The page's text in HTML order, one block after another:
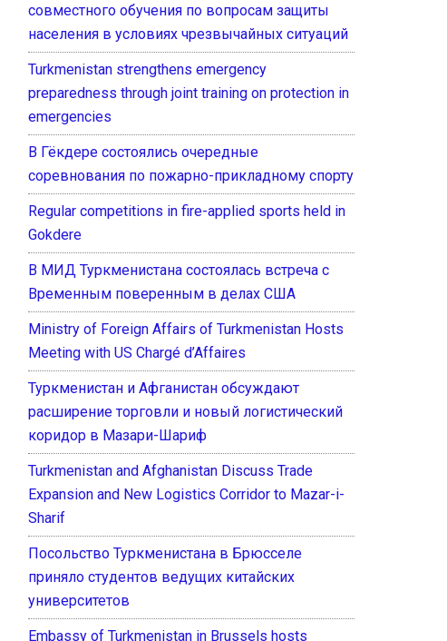
совместного обучения по вопросам защиты
населения в условиях чрезвычайных ситуаций
Turkmenistan strengthens emergency
preparedness through joint training on protection in
emergencies
В Гёкдере состоялись очередные
соревнования по пожарно-прикладному спорту
Regular competitions in fire-applied sports held in
Gokdere
В МИД Туркменистана состоялась встреча с
Временным поверенным в делах США
Ministry of Foreign Affairs of Turkmenistan Hosts
Meeting with US Chargé d’Affaires
Туркменистан и Афганистан обсуждают
расширение торговли и новый логистический
коридор в Мазари-Шариф
Turkmenistan and Afghanistan Discuss Trade
Expansion and New Logistics Corridor to Mazar-i-
Sharif
Посольство Туркменистана в Брюсселе
приняло студентов ведущих китайских
университетов
Embassy of Turkmenistan in Brussels hosts